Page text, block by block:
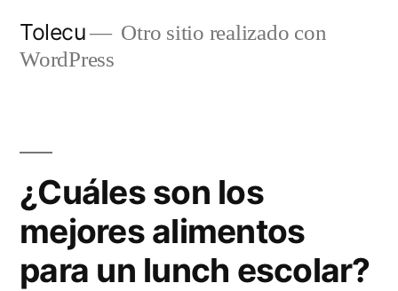
Tolecu
Otro sitio realizado con
WordPress
¿Cuáles son los
mejores alimentos
para un lunch escolar?